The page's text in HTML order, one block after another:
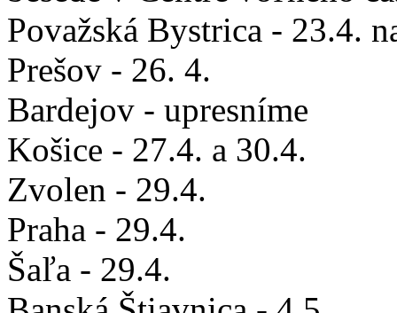
Považská Bystrica - 23.4.
Prešov - 26. 4.
Bardejov - upresníme
Košice - 27.4. a 30.4.
Zvolen - 29.4.
Praha - 29.4.
Šaľa - 29.4.